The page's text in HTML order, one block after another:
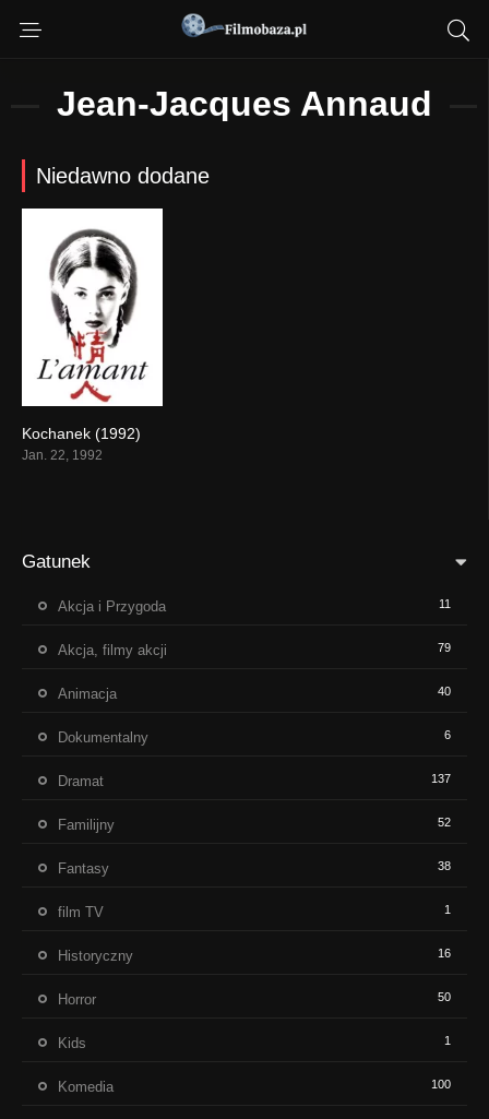
Jean-Jacques Annaud
Niedawno dodane
Kochanek (1992)
Jan. 22, 1992
Gatunek
Akcja i Przygoda 11
Akcja, filmy akcji 79
Animacja 40
Dokumentalny 6
Dramat 137
Familijny 52
Fantasy 38
film TV 1
Historyczny 16
Horror 50
Kids 1
Komedia 100